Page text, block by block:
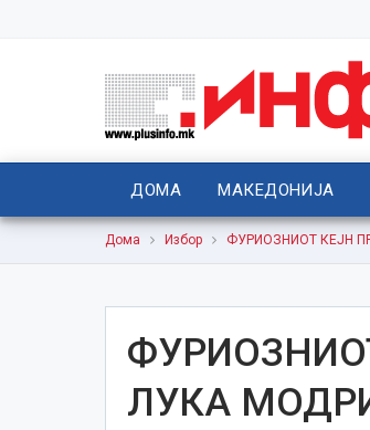
ДОМА МАКЕДОНИЈА
Дома Избор ФУРИОЗНИОТ КЕЈН
ЛУКА